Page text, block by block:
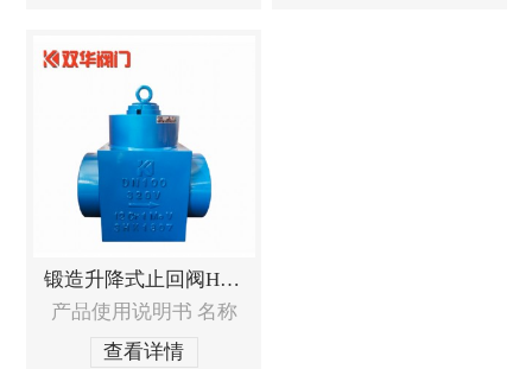
锻造升降式止回阀H61Y
产品使用说明书 名称
查看详情